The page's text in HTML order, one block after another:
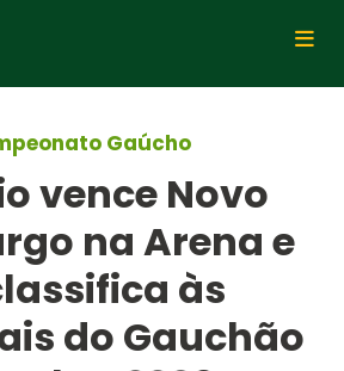
Gaúcho
vence Novo
na Arena e
às
do Gauchão